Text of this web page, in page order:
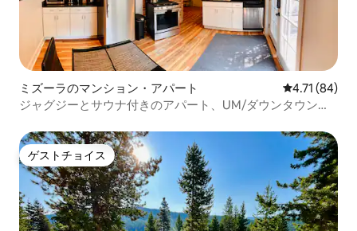
ミズーラのマンション・アパート レビュー84
4.71 (84)
ジャグジーとサウナ付きのアパート、UM/ダウンタウン近
ゲストチョイス
ゲストチョイス